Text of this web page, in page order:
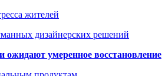
жителей
дизайнерских решений
умеренное восстановление